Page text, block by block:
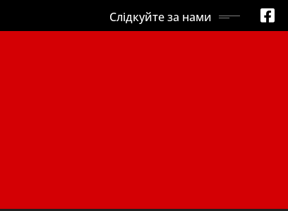
Слідкуйте за нами